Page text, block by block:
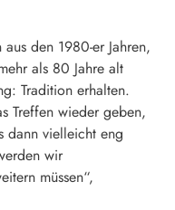
den 1980-er Jahren,
als 80 Jahre alt
Tradition erhalten.
Treffen wieder geben,
dann vielleicht eng
wir
müssen“,